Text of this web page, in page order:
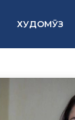
ХУДОМӮЗ